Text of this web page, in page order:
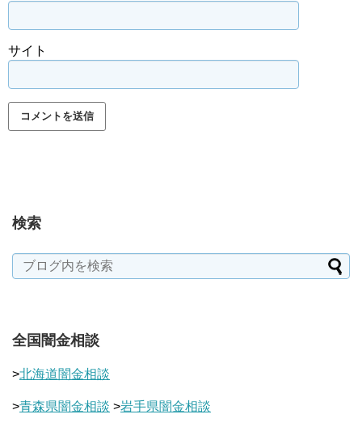
サイト
検索
全国闇金相談
>北海道闇金相談
>青森県闇金相談 >岩手県闇金相談